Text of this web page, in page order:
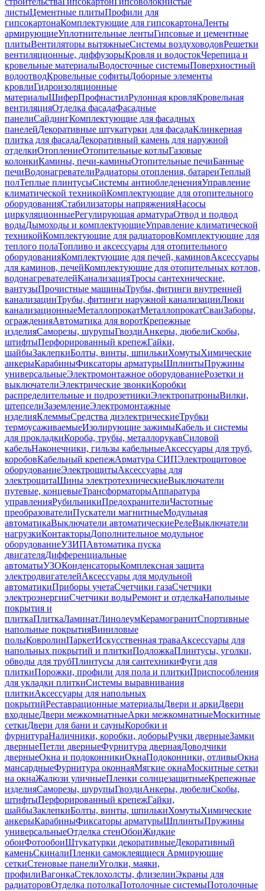
листыЦементные плитыПрофили для
гипсокартонаКомплектующие для гипсокартонаЛенты
армирующиеУплотнительные лентыГипсовые и цементные
плитыВентиляторы вытяжныеСистемы воздуховодовРешетки
вентиляционные, диффузорыКровля и водостокЧерепица и
кровельные материалыВодосточные системыПоверхностный
водоотводКровельные софитыДоборные элементы
кровлиГидроизоляционные
материалыШиферПрофнастилРулонная кровляКровельная
вентиляцияОтделка фасадаФасадные
панелиСайдингКомплектующие для фасадных
панелейДекоративные штукатурки для фасадаКлинкерная
плитка для фасадаДекоративный камень для наружной
отделкиОтоплениеОтопительные котлыГазовые
колонкиКамины, печи-каминыОтопительные печиБанные
печиВодонагревателиРадиаторы отопления, батареиТеплый
полТеплые плинтусыСистемы антиобледененияУправление
климатической техникойКомплектующие для отопительного
оборудованияСтабилизаторы напряженияНасосы
циркуляционныеРегулирующая арматураОтвод и подвод
водыДымоходы и комплектующиеУправление климатической
техникойКомплектующие для радиаторовКомплектующие для
теплого полаТопливо и аксессуары для отопительного
оборудованияКомплектующие для печей, каминовАксессуары
для каминов, печейКомплектующие для отопительных котлов,
водонагревателейКанализацияТросы сантехнические,
вантузыПрочистные машиныТрубы, фитинги внутренней
канализацииТрубы, фитинги наружной канализацииЛюки
канализационныеМеталлопрокатМеталлопрокатСваиЗаборы,
огражденияАвтоматика для воротКрепежные
изделияСаморезы, шурупыГвоздиАнкеры, дюбелиСкобы,
штифтыПерфорированный крепежГайки,
шайбыЗаклепкиБолты, винты, шпилькиХомутыХимические
анкерыКарабиныФиксаторы арматурыШплинтыПружины
универсальныеЭлектромонтажное оборудованиеРозетки и
выключателиЭлектрические звонкиКоробки
распределительные и подрозетникиЭлектропатроныВилки,
штепселиЗаземлениеЭлектромонтажные
изделияКлеммыСредства диэлектрическиеТрубки
термоусаживаемыеИзолирующие зажимыКабель и системы
для прокладкиКороба, трубы, металлорукавСиловой
кабельНаконечники, гильзы кабельныеАксессуары для труб,
коробовКабельный крепежАрматура СИПЭлектрощитовое
оборудованиеЭлектрощитыАксессуары для
электрощитаШины электротехническиеВыключатели
путевые, концевыеТрансформаторыАппаратура
управленияРубильникиПредохранителиЧастотные
преобразователиПускатели магнитныеМодульная
автоматикаВыключатели автоматическиеРелеВыключатели
нагрузкиКонтакторыДополнительное модульное
оборудованиеУЗИПАвтоматика пуска
двигателяДифференциальные
автоматыУЗОКонденсаторыКомплексная защита
электродвигателейАксессуары для модульной
автоматикиПриборы учетаСчетчики газаСчетчики
электроэнергииСчетчики водыРемонт и отделкаНапольные
покрытия и
плиткаПлиткаЛаминатЛинолеумКерамогранитСпортивные
напольные покрытияВиниловые
полыКовролинПаркетИскусственная траваАксессуары для
напольных покрытий и плиткиПодложкаПлинтусы, уголки,
обводы для трубПлинтусы для сантехникиФуги для
плиткиПорожки, профили для пола и плиткиПриспособления
для укладки плиткиСистемы выравнивания
плиткиАксессуары для напольных
покрытийРеставрационные материалыДвери и аркиДвери
входныеДвери межкомнатныеАрки межкомнатныеМоскитные
сеткиДвери для бани и сауныКоробки и
фурнитураНаличники, коробки, доборыРучки дверныеЗамки
дверныеПетли дверныеФурнитура двернаяДоводчики
дверныеОкна и подоконникиОкнаПодоконники, отливыОкна
мансардныеФурнитура оконнаяМягкие окнаМоскитные сетки
на окнаЖалюзи уличныеПленки солнцезащитныеКрепежные
изделияСаморезы, шурупыГвоздиАнкеры, дюбелиСкобы,
штифтыПерфорированный крепежГайки,
шайбыЗаклепкиБолты, винты, шпилькиХомутыХимические
анкерыКарабиныФиксаторы арматурыШплинтыПружины
универсальныеОтделка стенОбоиЖидкие
обоиФотообоиШтукатурки декоративныеДекоративный
каменьСкиналиПленки самоклеящиеся Армирующие
сеткиСтеновые панелиУголки, маяки,
профилиВагонкаСтеклохолсты, флизелинЭкраны для
радиаторовОтделка потолкаПотолочные системыПотолочные